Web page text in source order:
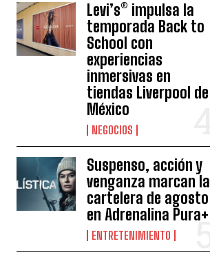
Levi’s® impulsa la
temporada Back to
School con
experiencias
inmersivas en
tiendas Liverpool de
México
NEGOCIOS
Suspenso, acción y
venganza marcan la
cartelera de agosto
en Adrenalina Pura+
ENTRETENIMIENTO